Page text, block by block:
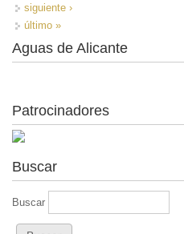
siguiente ›
último »
Aguas de Alicante
Patrocinadores
Buscar
Buscar